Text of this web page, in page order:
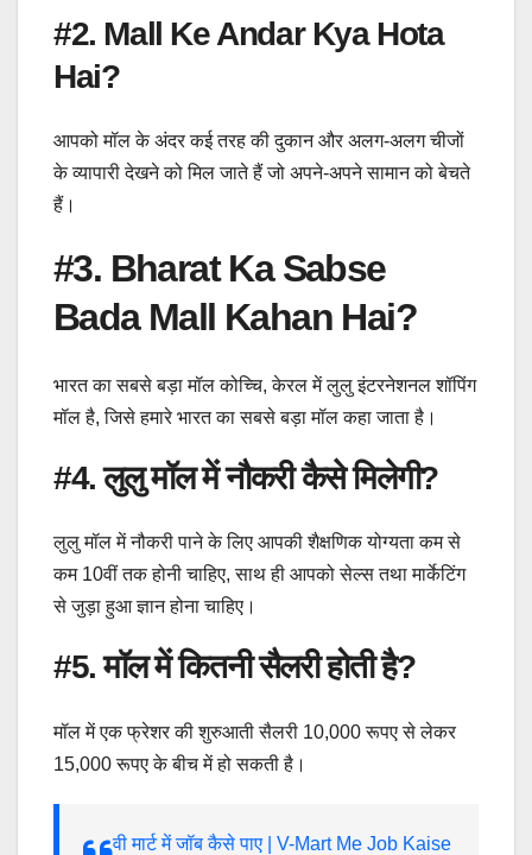
#2. Mall Ke Andar Kya Hota
Hai?
आपको मॉल के अंदर कई तरह की दुकान और अलग-अलग चीजों
के व्यापारी देखने को मिल जाते हैं जो अपने-अपने सामान को बेचते
हैं।
#3. Bharat Ka Sabse
Bada Mall Kahan Hai?
भारत का सबसे बड़ा मॉल कोच्चि, केरल में लुलु इंटरनेशनल शॉपिंग
मॉल है, जिसे हमारे भारत का सबसे बड़ा मॉल कहा जाता है।
#4. लुलु मॉल में नौकरी कैसे मिलेगी?
लुलु मॉल में नौकरी पाने के लिए आपकी शैक्षणिक योग्यता कम से
कम 10वीं तक होनी चाहिए, साथ ही आपको सेल्स तथा मार्केटिंग
से जुड़ा हुआ ज्ञान होना चाहिए।
#5. मॉल में कितनी सैलरी होती है?
मॉल में एक फ्रेशर की शुरुआती सैलरी 10,000 रूपए से लेकर
15,000 रूपए के बीच में हो सकती है।
वी मार्ट में जॉब कैसे पाए | V-Mart Me Job Kaise